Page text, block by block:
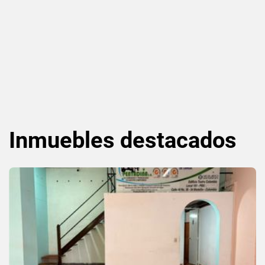
Inmuebles destacados